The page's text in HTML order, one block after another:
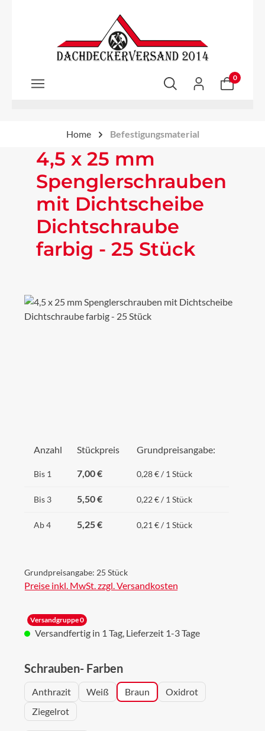
Zum Hauptinhalt springen
0
Home Befestigungsmaterial
4,5 x 25 mm
Spenglerschrauben
mit Dichtscheibe
Dichtschraube
farbig - 25 Stück
Bildergalerie überspringen
Anzahl Stückpreis Grundpreisangabe:
Bis 1 7,00 € 0,28 € / 1 Stück
Bis 3 5,50 € 0,22 € / 1 Stück
Ab4 5,25 € 0,21 € / 1 Stück
Grundpreisangabe: 25 Stück
Preise inkl. MwSt. zzgl. Versandkosten
Versandgruppe 0
Versandfertig in 1 Tag, Lieferzeit 1-3 Tage
Schrauben- Farbenauswählen
Anthrazit Weiß Braun
Oxidrot
Ziegelrot